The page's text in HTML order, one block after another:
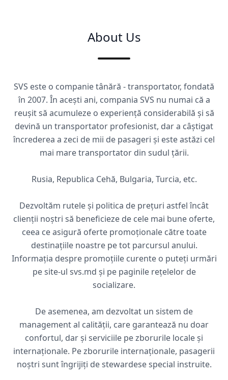
About Us
SVS este o companie tânără - transportator, fondată
în 2007. În acești ani, compania SVS nu numai că a
reușit să acumuleze o experiență considerabilă și să
devină un transportator profesionist, dar a câștigat
încrederea a zeci de mii de pasageri și este astăzi cel
mai mare transportator din sudul țării.
Rusia, Republica Cehă, Bulgaria, Turcia, etc.
Dezvoltăm rutele și politica de prețuri astfel încât
clienții noștri să beneficieze de cele mai bune oferte,
ceea ce asigură oferte promoționale către toate
destinațiile noastre pe tot parcursul anului.
Informația despre promoțiile curente o puteți urmări
pe site-ul svs.md și pe paginile rețelelor de
socializare.
De asemenea, am dezvoltat un sistem de
management al calității, care garantează nu doar
confortul, dar și serviciile pe zborurile locale și
internaționale. Pe zborurile internaționale, pasagerii
noștri sunt îngrijiți de stewardese special instruite.